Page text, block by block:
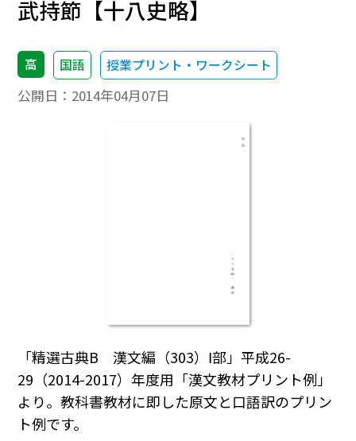
武持節【十八史略】
高 国語 授業プリント・ワークシート
公開日： 2014年04月07日
「精選古典B 漢文編（303）Ⅰ部」平成26-
29（2014-2017）年度用「漢文教材プリント例」
より。教科書教材に即した原文と口語訳のプリン
ト例です。